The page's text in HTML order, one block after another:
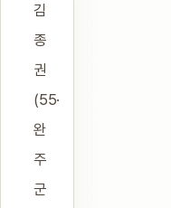
김
종
권
(55·
완
주
군